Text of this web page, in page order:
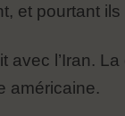
et pourtant
avec l’Iran.
américaine.